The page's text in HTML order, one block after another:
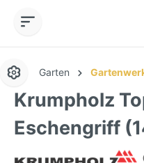
Garten
Krumpholz
Eschengriff